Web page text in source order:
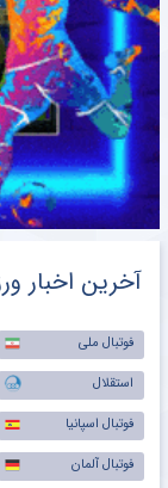
آخرین اخبار
فوتبال ملی
استقلال
فوتبال اسپانیا
فوتبال آلمان